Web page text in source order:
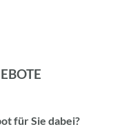
für Sie dabei?